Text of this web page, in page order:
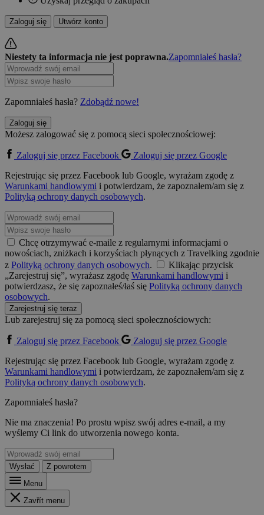
Zaloguj się Utwórz konto
Niestety ta informacja nie jest poprawna.Zapomniałeś hasła?
Zapomniałeś hasła? Zdobądź nowe!
Zaloguj się
Możesz zalogować się z pomocą sieci społecznościowej:
Zaloguj się przez Facebook
Zaloguj się przez Google
Rejestrując się przez Facebook lub Google, wyrażam zgodę z
Warunkami handlowymi i potwierdzam, że zapoznałem/am się z
Polityką ochrony danych osobowych.
Chcę otrzymywać e-maile z regularnymi informacjami o
nowościach, zniżkach i korzyściach płynących z Travelking zgodnie
z Polityką ochrony danych osobowych.
Klikając przycisk
„Zarejestruj się”, wyrażasz zgodę Warunkami handlowymi i
potwierdzasz, że się zapoznałeś/łaś się Polityką ochrony danych
osobowych.
Zarejestruj się teraz
Lub zarejestruj się za pomocą sieci społecznościowych:
Zaloguj się przez Facebook
Zaloguj się przez Google
Rejestrując się przez Facebook lub Google, wyrażam zgodę z
Warunkami handlowymi i potwierdzam, że zapoznałem/am się z
Polityką ochrony danych osobowych.
Zapomniałeś hasła?
Nie ma znaczenia! Po prostu wpisz swój adres e-mail, a my
wyślemy Ci link do utworzenia nowego konta.
Wysłać
Z powrotem
Menu
Zavřít menu